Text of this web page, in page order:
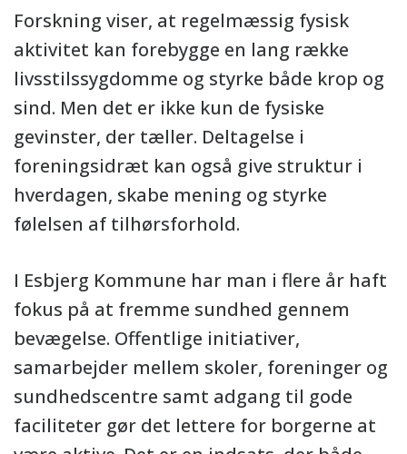
Forskning viser, at regelmæssig fysisk
aktivitet kan forebygge en lang række
livsstilssygdomme og styrke både krop og
sind. Men det er ikke kun de fysiske
gevinster, der tæller. Deltagelse i
foreningsidræt kan også give struktur i
hverdagen, skabe mening og styrke
følelsen af tilhørsforhold.
I Esbjerg Kommune har man i flere år haft
fokus på at fremme sundhed gennem
bevægelse. Offentlige initiativer,
samarbejder mellem skoler, foreninger og
sundhedscentre samt adgang til gode
faciliteter gør det lettere for borgerne at